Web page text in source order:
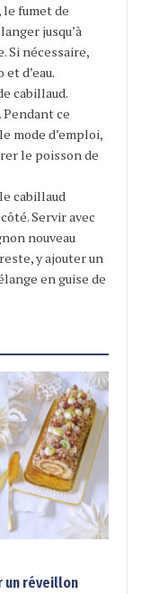
le fumet de
jusqu’à
Si nécessaire,
d’eau.
cabillaud.
ce
mode d’emploi,
le poisson de
cabillaud
Servir avec
nouveau
y ajouter un
en guise de
un réveillon